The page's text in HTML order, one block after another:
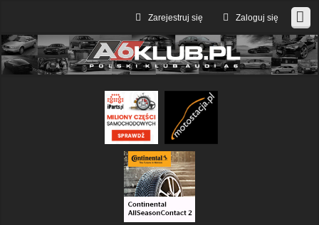
Zaloguj się
Zarejestruj się